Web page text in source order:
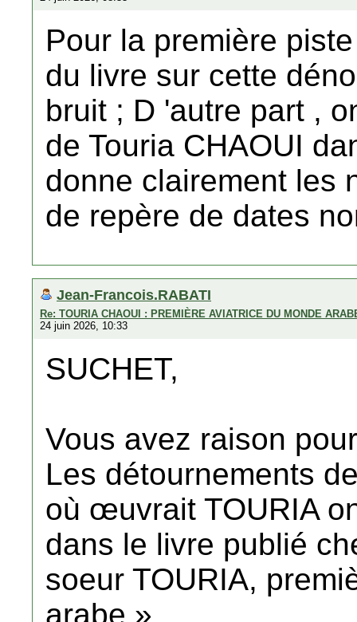
Pour la première
du livre sur cette
bruit ; D 'autre part ,
de Touria CHAOUI
donne clairement les
de repère de dates
Jean-Francois.RABATI
Re: TOURIA CHAOUI : PREMIÈRE AVIATRICE DU MONDE
24 juin 2026, 10:33
SUCHET,
Vous avez raison
Les détournements
où œuvrait TOURIA
dans le livre publié
soeur TOURIA,
arabe ».